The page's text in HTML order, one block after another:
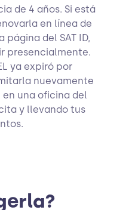
de 4 años. Si está
en línea de
del SAT ID,
presencialmente.
ya expiró por
nuevamente
una oficina del
y llevando tus